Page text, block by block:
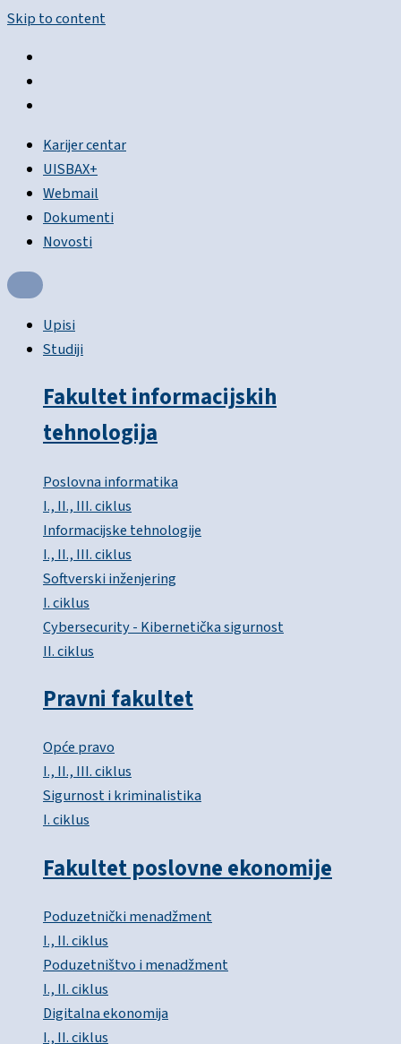
Skip to content
Karijer centar
UISBAX+
Webmail
Dokumenti
Novosti
Upisi
Studiji
Fakultet informacijskih
tehnologija
Poslovna informatika
I., II., III. ciklus
Informacijske tehnologije
I., II., III. ciklus
Softverski inženjering
I. ciklus
Cybersecurity - Kibernetička sigurnost
II. ciklus
Pravni fakultet
Opće pravo
I., II., III. ciklus
Sigurnost i kriminalistika
I. ciklus
Fakultet poslovne ekonomije
Poduzetnički menadžment
I., II. ciklus
Poduzetništvo i menadžment
I., II. ciklus
Digitalna ekonomija
I., II. ciklus